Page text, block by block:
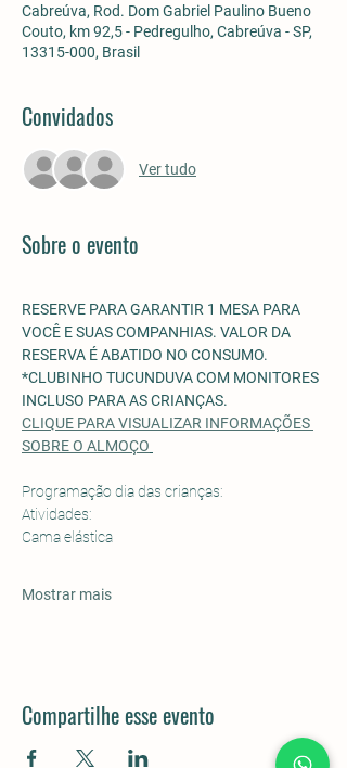
Cabreúva, Rod. Dom Gabriel Paulino Bueno
Couto, km 92,5 - Pedregulho, Cabreúva - SP,
13315-000, Brasil
Convidados
Ver tudo
Sobre o evento
RESERVE PARA GARANTIR 1 MESA PARA
VOCÊ E SUAS COMPANHIAS. VALOR DA
RESERVA É ABATIDO NO CONSUMO.
*CLUBINHO TUCUNDUVA COM MONITORES
INCLUSO PARA AS CRIANÇAS.
CLIQUE PARA VISUALIZAR INFORMAÇÕES
SOBRE O ALMOÇO
Programação dia das crianças:
Atividades:
Cama elástica
Mostrar mais
Compartilhe esse evento